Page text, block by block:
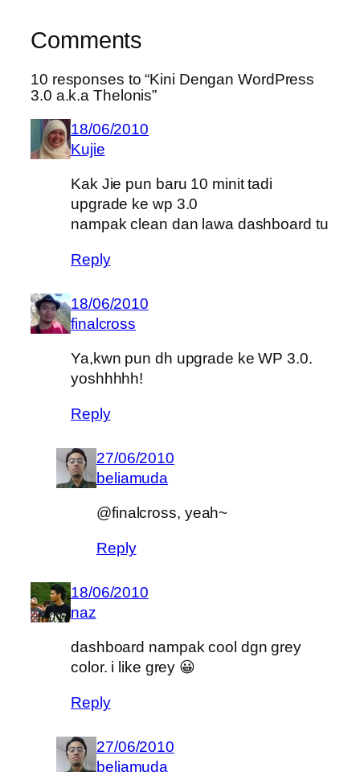
Comments
10 responses to “Kini Dengan WordPress
3.0 a.k.a Thelonis”
18/06/2010
Kujie
Kak Jie pun baru 10 minit tadi
upgrade ke wp 3.0
nampak clean dan lawa dashboard tu
Reply
18/06/2010
finalcross
Ya,kwn pun dh upgrade ke WP 3.0.
yoshhhhh!
Reply
27/06/2010
beliamuda
@finalcross, yeah~
Reply
18/06/2010
naz
dashboard nampak cool dgn grey
color. i like grey 😀
Reply
27/06/2010
beliamuda